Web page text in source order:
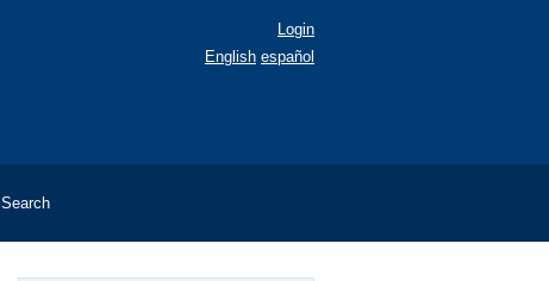
Login
English español
Search